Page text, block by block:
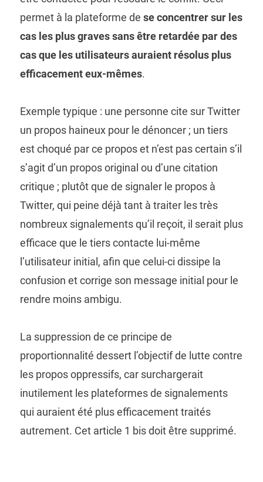
permet à la plateforme de se concentrer sur les
cas les plus graves sans être retardée par des
cas que les utilisateurs auraient résolus plus
efficacement eux-mêmes.
Exemple typique : une personne cite sur Twitter
un propos haineux pour le dénoncer ; un tiers
est choqué par ce propos et n’est pas certain s’il
s’agit d’un propos original ou d’une citation
critique ; plutôt que de signaler le propos à
Twitter, qui peine déjà tant à traiter les très
nombreux signalements qu’il reçoit, il serait plus
efficace que le tiers contacte lui-même
l’utilisateur initial, afin que celui-ci dissipe la
confusion et corrige son message initial pour le
rendre moins ambigu.
La suppression de ce principe de
proportionnalité dessert l’objectif de lutte contre
les propos oppressifs, car surchargerait
inutilement les plateformes de signalements
qui auraient été plus efficacement traités
autrement. Cet article 1 bis doit être supprimé.